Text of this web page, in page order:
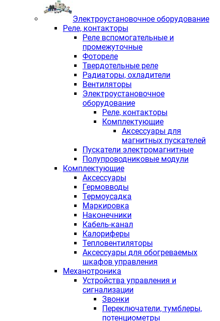
Электроустановочное оборудование
Реле, контакторы
Реле вспомогательные и
промежуточные
Фотореле
Твердотельные реле
Радиаторы, охладители
Вентиляторы
Электроустановочное
оборудование
Реле, контакторы
Комплектующие
Аксессуары для
магнитных пускателей
Пускатели электромагнитные
Полупроводниковые модули
Комплектующие
Аксессуары
Гермовводы
Термоусадка
Маркировка
Наконечники
Кабель-канал
Калориферы
Тепловентиляторы
Аксессуары для обогреваемых
шкафов управления
Механотроника
Устройства управления и
сигнализации
Звонки
Переключатели, тумблеры,
потенциометры